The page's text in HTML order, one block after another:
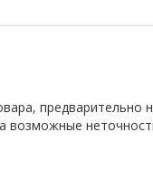
предварительно
возможные